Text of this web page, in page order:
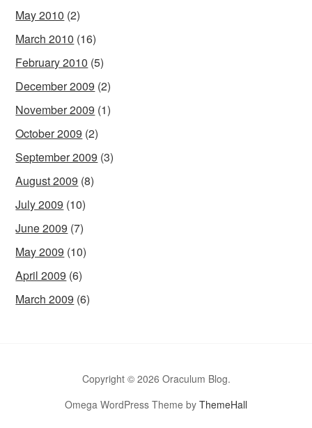
May 2010 (2)
March 2010 (16)
February 2010 (5)
December 2009 (2)
November 2009 (1)
October 2009 (2)
September 2009 (3)
August 2009 (8)
July 2009 (10)
June 2009 (7)
May 2009 (10)
April 2009 (6)
March 2009 (6)
Copyright © 2026 Oraculum Blog.
Omega WordPress Theme by ThemeHall